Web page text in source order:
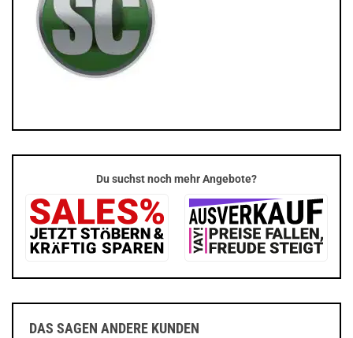
Du suchst noch mehr Angebote?
DAS SAGEN ANDERE KUNDEN